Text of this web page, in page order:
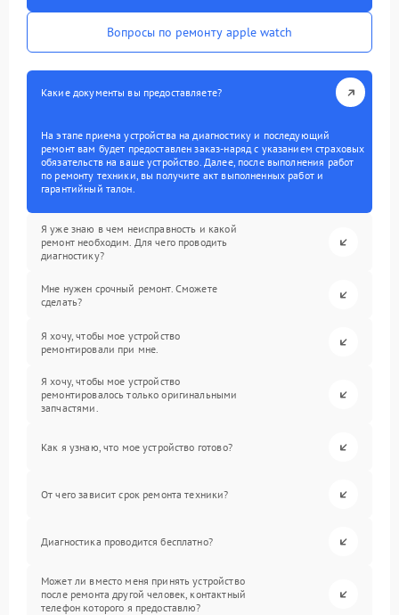
Вопросы по ремонту apple watch
Какие документы вы предоставляете?
На этапе приема устройства на диагностику и последующий
ремонт вам будет предоставлен заказ-наряд с указанием страховых
обязательств на ваше устройство. Далее, после выполнения работ
по ремонту техники, вы получите акт выполненных работ и
гарантийный талон.
Я уже знаю в чем неисправность и какой
ремонт необходим. Для чего проводить
диагностику?
Мне нужен срочный ремонт. Сможете
сделать?
Я хочу, чтобы мое устройство
ремонтировали при мне.
Я хочу, чтобы мое устройство
ремонтировалось только оригинальными
запчастями.
Как я узнаю, что мое устройство готово?
От чего зависит срок ремонта техники?
Диагностика проводится бесплатно?
Может ли вместо меня принять устройство
после ремонта другой человек, контактный
телефон которого я предоставлю?